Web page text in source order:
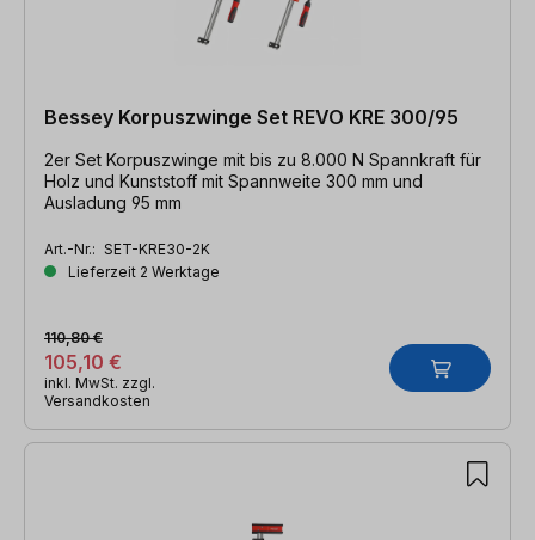
Bessey Korpuszwinge Set REVO KRE 300/95
2er Set Korpuszwinge mit bis zu 8.000 N Spannkraft für
Holz und Kunststoff mit Spannweite 300 mm und
Ausladung 95 mm
Art.-Nr.: SET-KRE30-2K
Lieferzeit 2 Werktage
105,10 €
110,80 €
inkl. MwSt. zzgl.
Versandkosten